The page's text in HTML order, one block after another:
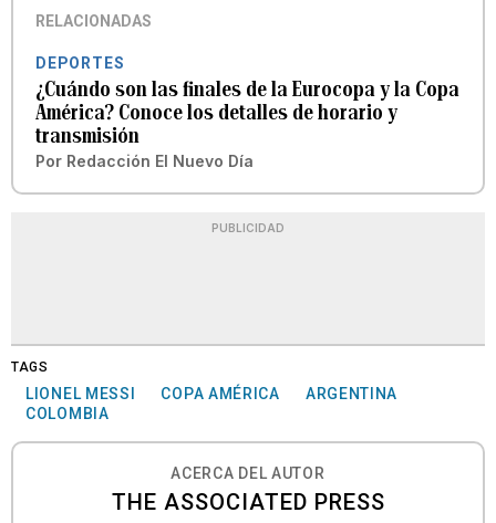
RELACIONADAS
DEPORTES
¿Cuándo son las finales de la Eurocopa y la Copa
América? Conoce los detalles de horario y
transmisión
Por Redacción El Nuevo Día
PUBLICIDAD
TAGS
LIONEL MESSI COPA AMÉRICA
ARGENTINA
COLOMBIA
ACERCA DEL AUTOR
THE ASSOCIATED PRESS